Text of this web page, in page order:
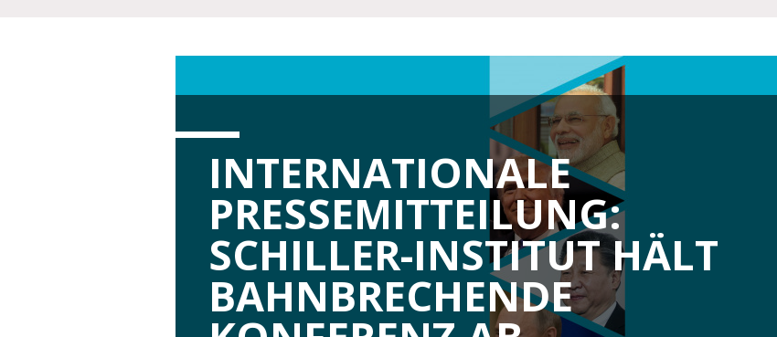
INTERNATIONALE
PRESSEMITTEILUNG:
SCHILLER-INSTITUT HÄLT
BAHNBRECHENDE